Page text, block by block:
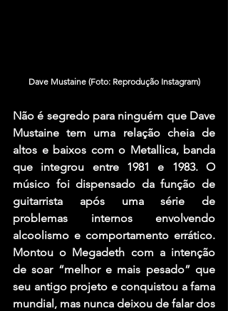
Dave Mustaine (Foto: Reprodução Instagram)
Não é segredo para ninguém que Dave
Mustaine tem uma relação cheia de
altos e baixos com o Metallica, banda
que integrou entre 1981 e 1983. O
músico foi dispensado da função de
guitarrista após uma série de
problemas internos envolvendo
alcoolismo e comportamento errático.
Montou o Megadeth com a intenção
de soar “melhor e mais pesado” que
seu antigo projeto e conquistou a fama
mundial, mas nunca deixou de falar dos